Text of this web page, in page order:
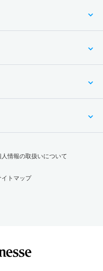
人情報の取扱いについて
イトマップ